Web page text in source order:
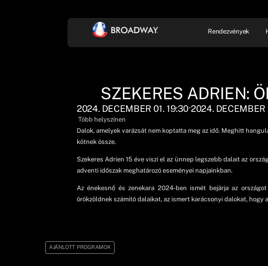
Rendezvények
SZEKERES ADRIEN:
2024. DECEMBER 01. 19:30-2024.
Több helyszínen
Dalok, amelyek varázsát nem koptatta meg az idő. Meghitt
kötnek össze.
Szekeres Adrien 15 éve viszi el az ünnep legszebb dalait az
adventi időszak meghatározó eseményei napjainkban.
Az énekesnő és zenekara 2024-ben ismét bejárja az
örökzöldnek számító dalaikat, az ismert karácsonyi dalokat, hogy
AJÁNLOTT PROGRAMOK